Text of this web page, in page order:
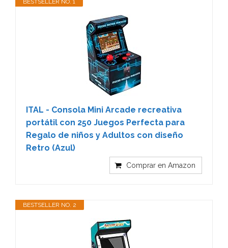
ITAL - Consola Mini Arcade recreativa
portátil con 250 Juegos Perfecta para
Regalo de niños y Adultos con diseño
Retro (Azul)
Comprar en Amazon
BESTSELLER NO. 2